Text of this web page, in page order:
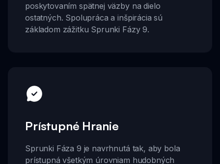
poskytovaním spätnej väzby na dielo
ostatných. Spolupráca a inšpirácia sú
základom zážitku Sprunki Fázy 9.
Prístupné Hranie
Sprunki Fáza 9 je navrhnutá tak, aby bola
prístupná všetkým úrovniam hudobných